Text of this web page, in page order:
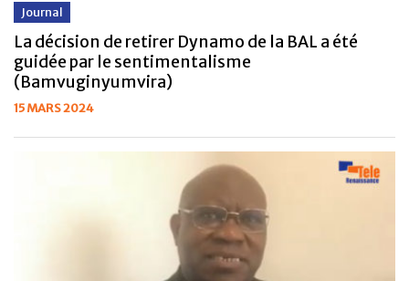
Journal
La décision de retirer Dynamo de la BAL a été
guidée par le sentimentalisme
(Bamvuginyumvira)
15 MARS 2024